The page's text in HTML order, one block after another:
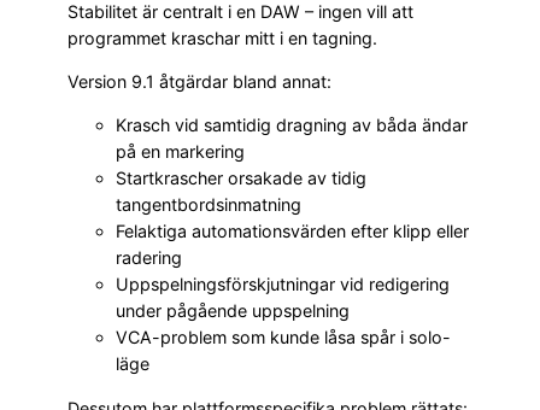
Stabilitet är centralt i en DAW – ingen vill att
programmet kraschar mitt i en tagning.
Version 9.1 åtgärdar bland annat:
Krasch vid samtidig dragning av båda ändar
på en markering
Startkrascher orsakade av tidig
tangentbordsinmatning
Felaktiga automationsvärden efter klipp eller
radering
Uppspelningsförskjutningar vid redigering
under pågående uppspelning
VCA-problem som kunde låsa spår i solo-
läge